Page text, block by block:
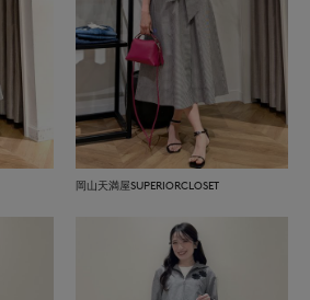
岡山天満屋SUPERIORCLOSET